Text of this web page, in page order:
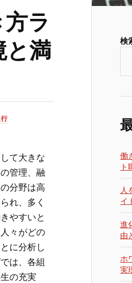
ラ
と満
て大きな
管理、融
分野は高
れ、多く
やすいと
々がどの
に分析し
は、各組
の充実
検
働
人
イ
進
由
ホ
実